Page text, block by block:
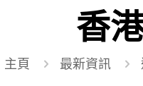
香
主頁 最新資訊